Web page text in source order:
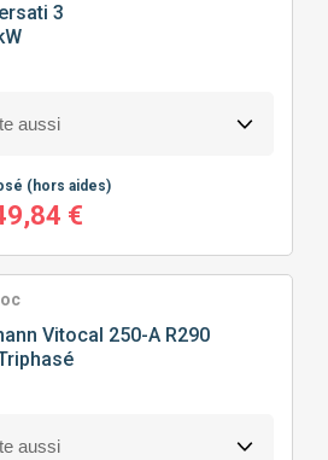
3
(hors aides)
€
Vitocal 250-A R290